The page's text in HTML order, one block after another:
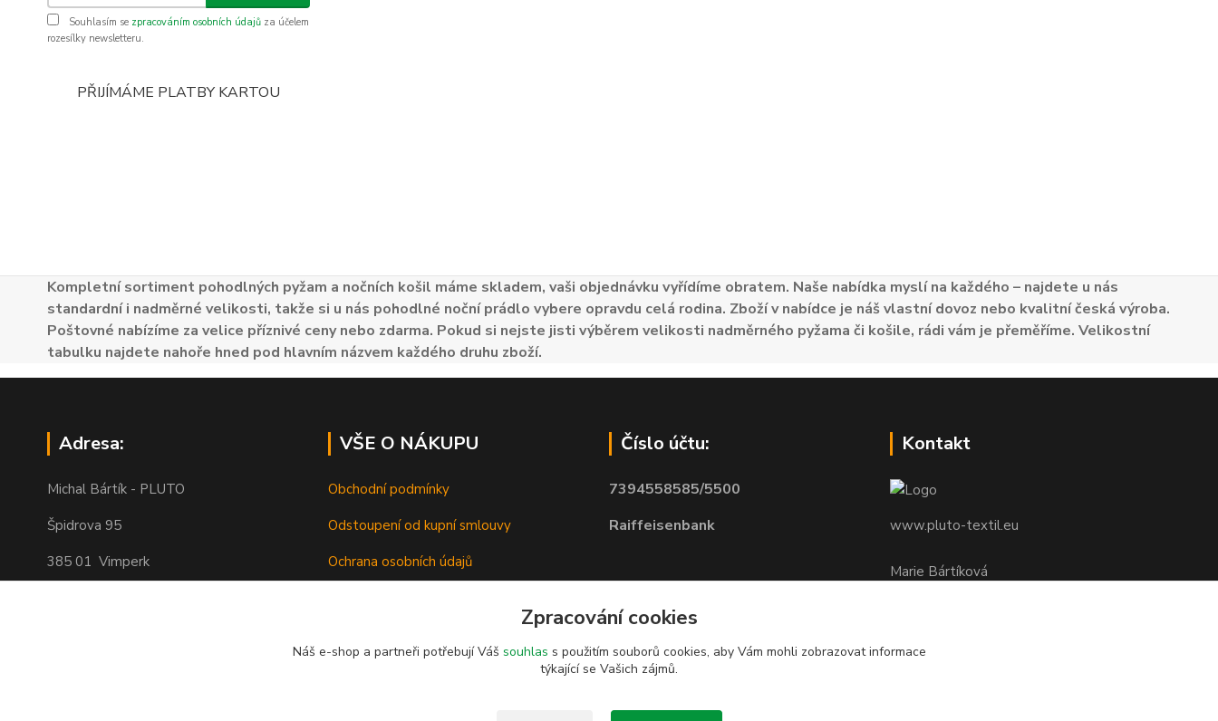
Souhlasím se zpracováním osobních údajů za účelem
rozesílky newsletteru.
PŘIJÍMÁME PLATBY KARTOU
Kompletní sortiment pohodlných pyžam a nočních košil máme skladem, vaši objednávku vyřídíme obratem. Naše nabídka myslí na každého – najdete u nás
standardní i nadměrné velikosti, takže si u nás pohodlné noční prádlo vybere opravdu celá rodina. Zboží v nabídce je náš vlastní dovoz nebo kvalitní česká výroba.
Poštovné nabízíme za velice příznivé ceny nebo zdarma. Pokud si nejste jisti výběrem velikosti nadměrného pyžama či košile, rádi vám je přeměříme. Velikostní
tabulku najdete nahoře hned pod hlavním názvem každého druhu zboží.
Adresa:
Michal Bártík - PLUTO
Špidrova 95
385 01 Vimperk
VŠE O NÁKUPU
Obchodní podmínky
Odstoupení od kupní smlouvy
Ochrana osobních údajů
Číslo účtu:
7394558585/5500
Raiffeisenbank
Kontakt
www.pluto-textil.eu
Marie Bártíková
pluto@pluto.eu
Zpracování cookies
Náš e-shop a partneři potřebují Váš souhlas s použitím souborů cookies, aby Vám mohli zobrazovat informace
týkající se Vašich zájmů.